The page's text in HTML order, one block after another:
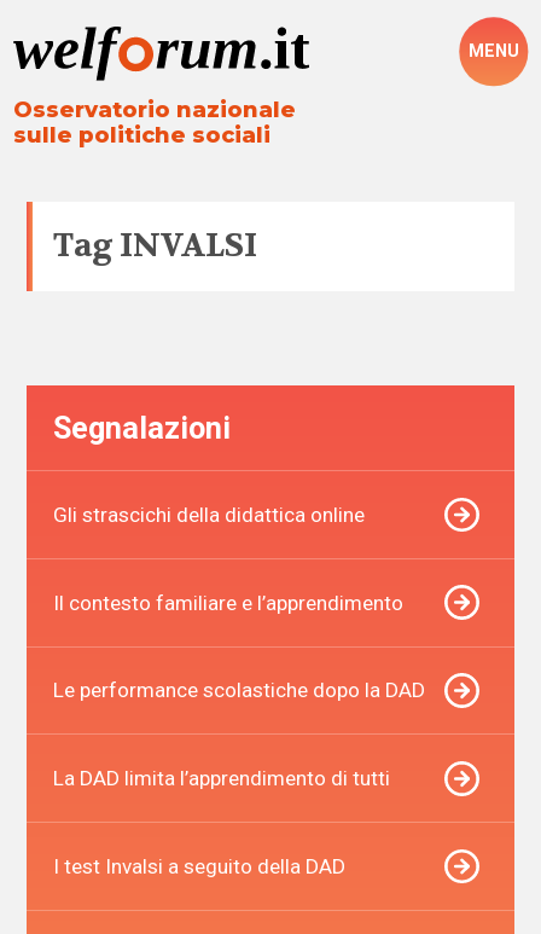
Osservatorio nazionale
sulle politiche sociali
MENU
Tag INVALSI
Segnalazioni
Gli strascichi della didattica online
Il contesto familiare e l’apprendimento
Le performance scolastiche dopo la DAD
La DAD limita l’apprendimento di tutti
I test Invalsi a seguito della DAD